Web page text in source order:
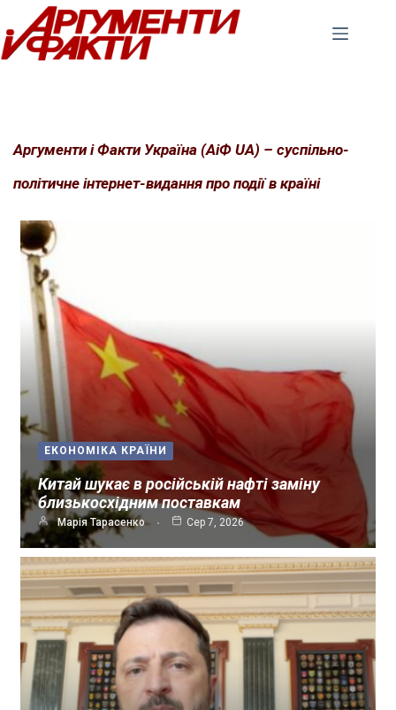
Перейти
до
вмісту
Аргументи і Факти Україна (АіФ UA) – суспільно-
політичне інтернет-видання про події в країні
ЕКОНОМІКА КРАЇНИ
Китай шукає в російській нафті заміну
близькосхідним поставкам
Марія Тарасенко Сер 7, 2026